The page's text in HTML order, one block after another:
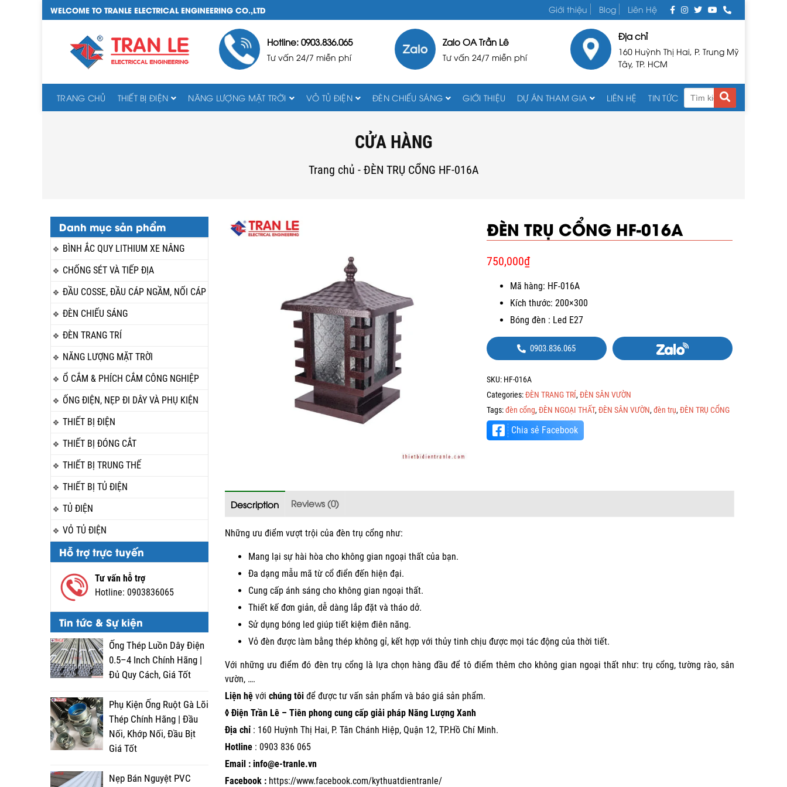
WELCOME TO TRANLE ELECTRICAL ENGINEERING CO.,LTD Giới thiệu Blog Liên Hệ
Hotline: 0903.836.065
Tư vấn 24/7 miễn phí
Zalo OA Trần Lê
Tư vấn 24/7 miễn phí
Địa chỉ
160 Huỳnh Thị Hai, P. Trung Mỹ
Tây, TP. HCM
TRANG CHỦ THIẾT BỊ ĐIỆN NĂNG LƯỢNG MẶT TRỜI VỎ TỦ ĐIỆN ĐÈN CHIẾU SÁNG GIỚI THIỆU DỰ ÁN THAM GIA LIÊN HỆ TIN TỨC
CỬA HÀNG
Trang chủ - ĐÈN TRỤ CỔNG HF-016A
Danh mục sản phẩm
BÌNH ẮC QUY LITHIUM XE NÂNG
CHỐNG SÉT VÀ TIẾP ĐỊA
ĐẦU COSSE, ĐẦU CÁP NGẦM, NỐI CÁP
ĐÈN CHIẾU SÁNG
ĐÈN TRANG TRÍ
NĂNG LƯỢNG MẶT TRỜI
Ổ CẮM & PHÍCH CẮM CÔNG NGHIỆP
ỐNG ĐIỆN, NẸP ĐI DÂY VÀ PHỤ KIỆN
THIẾT BỊ ĐIỆN
THIẾT BỊ ĐÓNG CẮT
THIẾT BỊ TRUNG THẾ
THIẾT BỊ TỦ ĐIỆN
TỦ ĐIỆN
VỎ TỦ ĐIỆN
Hỗ trợ trực tuyến
Tư vấn hỗ trợ
Hotline: 0903836065
Tin tức & Sự kiện
Ống Thép Luồn Dây Điện
0.5–4 Inch Chính Hãng |
Đủ Quy Cách, Giá Tốt
Phụ Kiện Ống Ruột Gà Lõi
Thép Chính Hãng | Đầu
Nối, Khớp Nối, Đầu Bịt
Giá Tốt
Nẹp Bán Nguyệt PVC
ĐÈN TRỤ CỔNG HF-016A
750,000₫
Mã hàng: HF-016A
Kích thước: 200×300
Bóng đèn : Led E27
0903.836.065
SKU: HF-016A
Categories:ĐÈN TRANG TRÍ,ĐÈN SÂN VƯỜN
Tags:đèn cổng,ĐÈN NGOẠI THẤT,ĐÈN SÂN VƯỜN,đèn trụ,ĐÈN TRỤ CỔNG
Chia sẻ Facebook
Description Reviews (0)
Những ưu điểm vượt trội của đèn trụ cổng như:
Mang lại sự hài hòa cho không gian ngoại thất của bạn.
Đa dạng mẫu mã từ cổ điển đến hiện đại.
Cung cấp ánh sáng cho không gian ngoại thất.
Thiết kế đơn giản, dễ dàng lắp đặt và tháo dở.
Sử dụng bóng led giúp tiết kiệm điên năng.
Vỏ đèn được làm bằng thép không gỉ, kết hợp với thủy tinh chịu được mọi tác động của thời tiết.
Với những ưu điểm đó đèn trụ cổng là lựa chọn hàng đầu để tô điểm thêm cho không gian ngoại thất như: trụ cổng, tường rào, sân
vườn, ….
Liện hệ với chúng tôi để được tư vấn sản phẩm và báo giá sản phẩm.
◊ Điện Trần Lê – Tiên phong cung cấp giải pháp Năng Lượng Xanh
Địa chỉ : 160 Huỳnh Thị Hai, P. Tân Chánh Hiệp, Quận 12, TP.Hồ Chí Minh.
Hotline : 0903 836 065
Email : info@e-tranle.vn
Facebook : https://www.facebook.com/kythuatdientranle/